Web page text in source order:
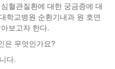
혈관질환에 대한 궁금증에 대
학교병원 순환기내과 원 호연
보고자 한다.
은 무엇인가요?
다.